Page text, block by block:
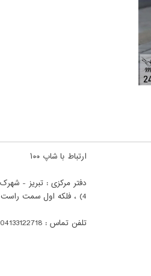
ارتباط با شاپ ۱۰۰
دفتر مرکزی : تبریز -
4) ، فلکه اول سمت راست ، قطعه 22300203 - طبقه بالای همکف
تلفن تماس : 04133122718